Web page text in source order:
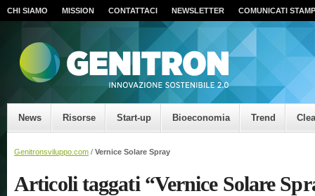
CHI SIAMO MISSION CONTATTACI NEWSLETTER COMUNICATI
News Risorse Start-up Bioeconomia Trend
Genitronsviluppo.com / Vernice Solare Spray
Articoli taggati “Vernice Solare